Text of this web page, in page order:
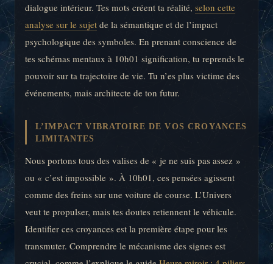
dialogue intérieur. Tes mots créent ta réalité, selon cette
analyse sur le sujet de la sémantique et de l’impact
psychologique des symboles. En prenant conscience de
tes schémas mentaux à 10h01 signification, tu reprends le
pouvoir sur ta trajectoire de vie. Tu n’es plus victime des
événements, mais architecte de ton futur.
L’IMPACT VIBRATOIRE DE VOS CROYANCES
LIMITANTES
Nous portons tous des valises de « je ne suis pas assez »
ou « c’est impossible ». À 10h01, ces pensées agissent
comme des freins sur une voiture de course. L’Univers
veut te propulser, mais tes doutes retiennent le véhicule.
Identifier ces croyances est la première étape pour les
transmuter. Comprendre le mécanisme des signes est